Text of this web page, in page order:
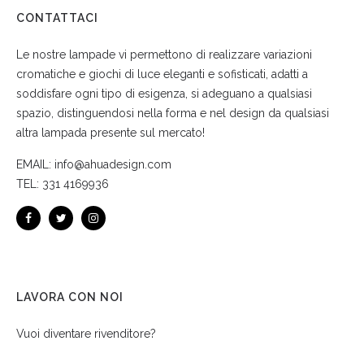
CONTATTACI
Le nostre lampade vi permettono di realizzare variazioni
cromatiche e giochi di luce eleganti e sofisticati, adatti a
soddisfare ogni tipo di esigenza, si adeguano a qualsiasi
spazio, distinguendosi nella forma e nel design da qualsiasi
altra lampada presente sul mercato!
EMAIL: info@ahuadesign.com
TEL: 331 4169936
LAVORA CON NOI
Vuoi diventare rivenditore?